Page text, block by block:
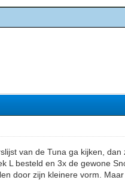
van de Tuna ga kijken, dan
L besteld en 3x de gewone
door zijn kleinere vorm.